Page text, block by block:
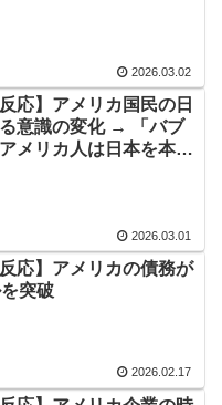
飛行場へ、車輪を出さ
い着陸なら山ほど見て
！」 英高級紙も驚愕し
が衝撃
アイの2部リーグの試合
っくり仰天！（海外の
くれ←「見事だ」（海外
い海外の文化といえば
会が全く理解できない
2026.03.02
反応】アメリカ国民の日
意識の変化 → 「バブ
メリカ人は日本を本当
2026.03.01
反応】アメリカの債務が
突破
2026.02.17